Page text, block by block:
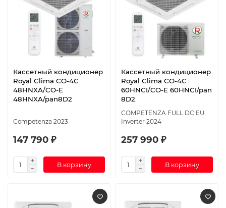
Кассетный кондиционер
Royal Clima CO-4C
48HNXA/CO-E
48HNXA/pan8D2
Competenza 2023
147 790 ₽
В корзину
Кассетный кондиционер
Royal Clima CO-4C
60HNCI/CO-E 60HNCI/pan
8D2
COMPETENZA FULL DC EU
Inverter 2024
257 990 ₽
В корзину